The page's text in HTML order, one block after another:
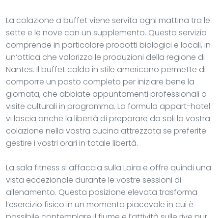
La colazione a buffet viene servita ogni mattina tra le
sette e le nove con un supplemento. Questo servizio
comprende in particolare prodotti biologici e locali, in
un’ottica che valorizza le produzioni della regione di
Nantes. Il buffet caldo in stile americano permette di
comporre un pasto completo per iniziare bene la
giornata, che abbiate appuntamenti professionali o
visite culturali in programma. La formula appart-hotel
vi lascia anche la libertà di preparare da soli la vostra
colazione nella vostra cucina attrezzata se preferite
gestire i vostri orari in totale libertà.
La sala fitness si affaccia sulla Loira e offre quindi una
vista eccezionale durante le vostre sessioni di
allenamento. Questa posizione elevata trasforma
l’esercizio fisico in un momento piacevole in cui è